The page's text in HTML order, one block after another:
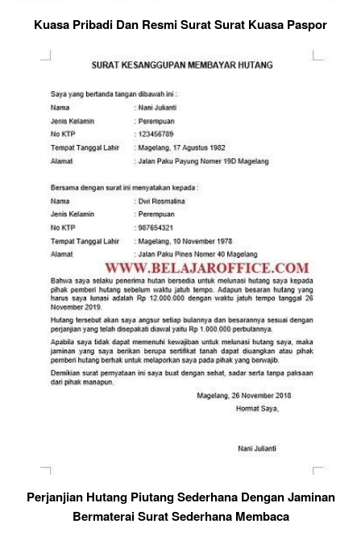
Kuasa Pribadi Dan Resmi Surat Surat Kuasa Paspor
Perjanjian Hutang Piutang Sederhana Dengan Jaminan
Bermaterai Surat Sederhana Membaca